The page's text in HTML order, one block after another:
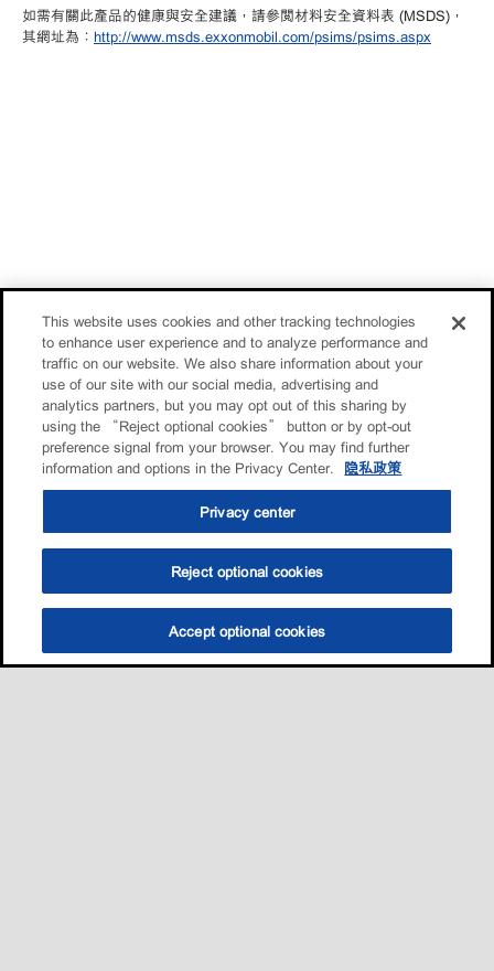
如需有關此產品的健康與安全建議，請參閱材料安全資料表 (MSDS)，
其網址為： http://www.msds.exxonmobil.com/psims/psims.aspx
This website uses cookies and other tracking technologies
to enhance user experience and to analyze performance and
traffic on our website. We also share information about your
use of our site with our social media, advertising and
analytics partners, but you may opt out of this sharing by
using the “Reject optional cookies” button or by opt-out
preference signal from your browser. You may find further
information and options in the Privacy Center.
隐私政策
Privacy center
Reject optional cookies
Accept optional cookies